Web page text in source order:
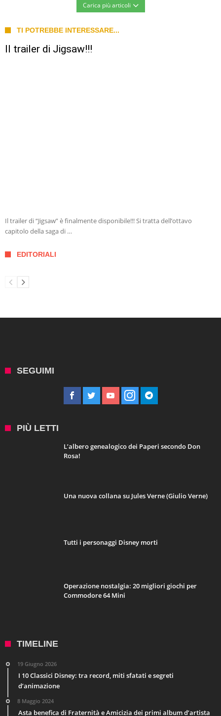
Carica più articoli
TI POTREBBE INTERESSARE...
Il trailer di Jigsaw!!!
Il trailer di “Jigsaw” è finalmente disponibile!!! Si tratta dell’ottavo
capitolo della saga di …
EDITORIALI
SEGUIMI
PIÙ LETTI
L’albero genealogico dei Paperi secondo Don
Rosa!
Una nuova collana su Jules Verne (Giulio Verne)
Tutti i personaggi Disney morti
Operazione nostalgia: 20 migliori giochi per
Commodore 64 Mini
TIMELINE
19 Giugno 2026
I 10 Classici Disney: tra record, miti sfatati e segreti
d’animazione
8 Maggio 2024
Asta benefica di Fraternità e Amicizia dei primi album d’artista